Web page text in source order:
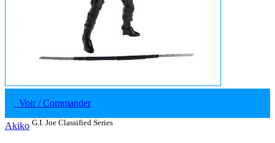
Voir / Commander
Akiko G.I. Joe Classified Series